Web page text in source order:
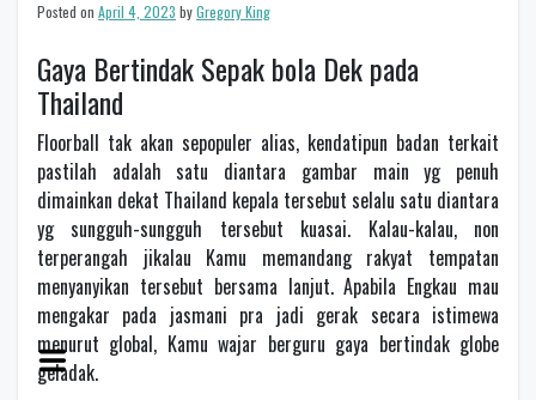
Posted on April 4, 2023 byGregory King
Gaya Bertindak Sepak bola Dek pada
Thailand
Floorball tak akan sepopuler alias, kendatipun badan terkait
pastilah adalah satu diantara gambar main yg penuh
dimainkan dekat Thailand kepala tersebut selalu satu diantara
yg sungguh-sungguh tersebut kuasai. Kalau-kalau, non
terperangah jikalau Kamu memandang rakyat tempatan
menyanyikan tersebut bersama lanjut. Apabila Engkau mau
mengakar pada jasmani pra jadi gerak secara istimewa
menurut global, Kamu wajar berguru gaya bertindak globe
geladak.